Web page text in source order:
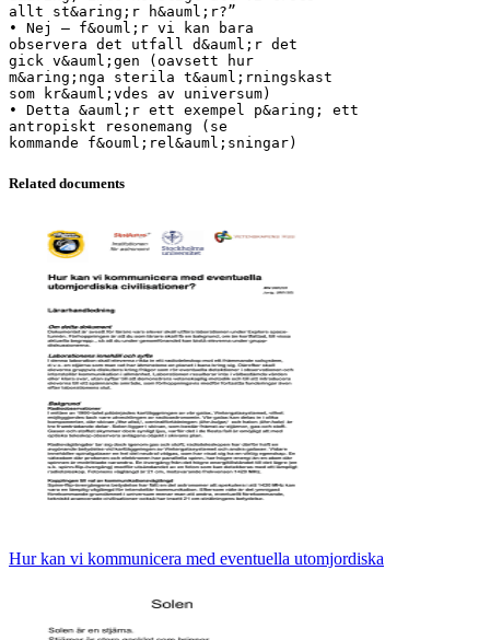
Related documents
Hur kan vi kommunicera med eventuella utomjordiska